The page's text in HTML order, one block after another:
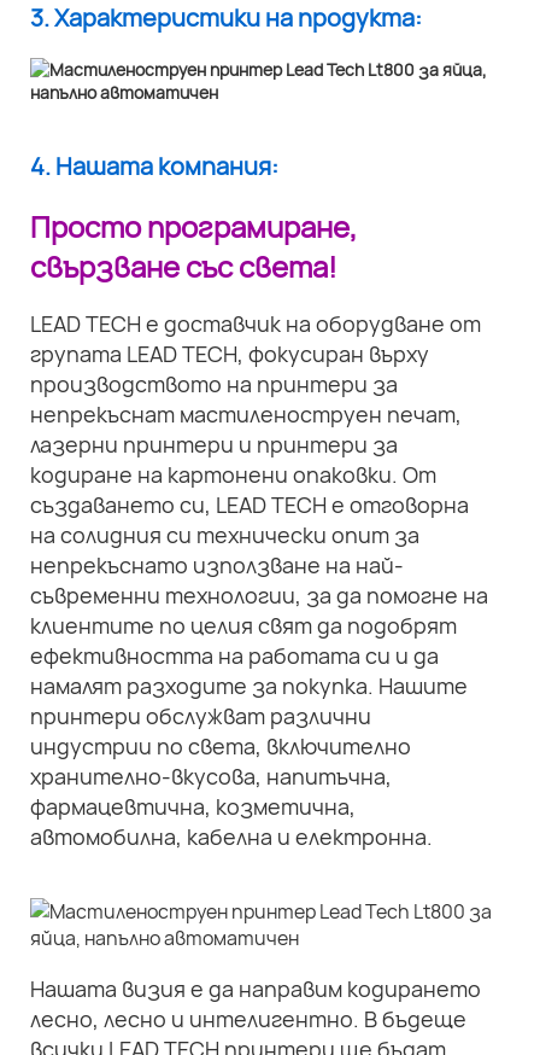
3. Характеристики на продукта:
4. Нашата компания:
Просто програмиране,
свързване със света!
LEAD TECH е доставчик на оборудване от
групата LEAD TECH, фокусиран върху
производството на принтери за
непрекъснат мастиленоструен печат,
лазерни принтери и принтери за
кодиране на картонени опаковки. От
създаването си, LEAD TECH е отговорна
на солидния си технически опит за
непрекъснато използване на най-
съвременни технологии, за да помогне на
клиентите по целия свят да подобрят
ефективността на работата си и да
намалят разходите за покупка. Нашите
принтери обслужват различни
индустрии по света, включително
хранително-вкусова, напитъчна,
фармацевтична, козметична,
автомобилна, кабелна и електронна.
Нашата визия е да направим кодирането
лесно, лесно и интелигентно. В бъдеще